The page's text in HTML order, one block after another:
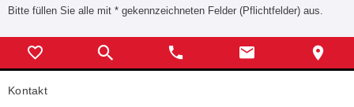
Bitte füllen Sie alle mit * gekennzeichneten Felder (Pflichtfelder) aus.
Kontakt